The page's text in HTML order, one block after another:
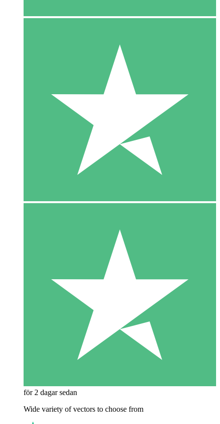
för 2 dagar sedan
Wide variety of vectors to choose from